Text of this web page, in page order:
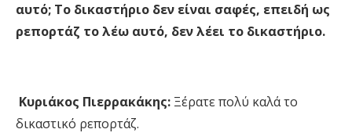
αυτό; Το δικαστήριο δεν είναι σαφές, επειδή ως
ρεπορτάζ το λέω αυτό, δεν λέει το δικαστήριο.
Κυριάκος Πιερρακάκης: Ξέρατε πολύ καλά το
δικαστικό ρεπορτάζ.